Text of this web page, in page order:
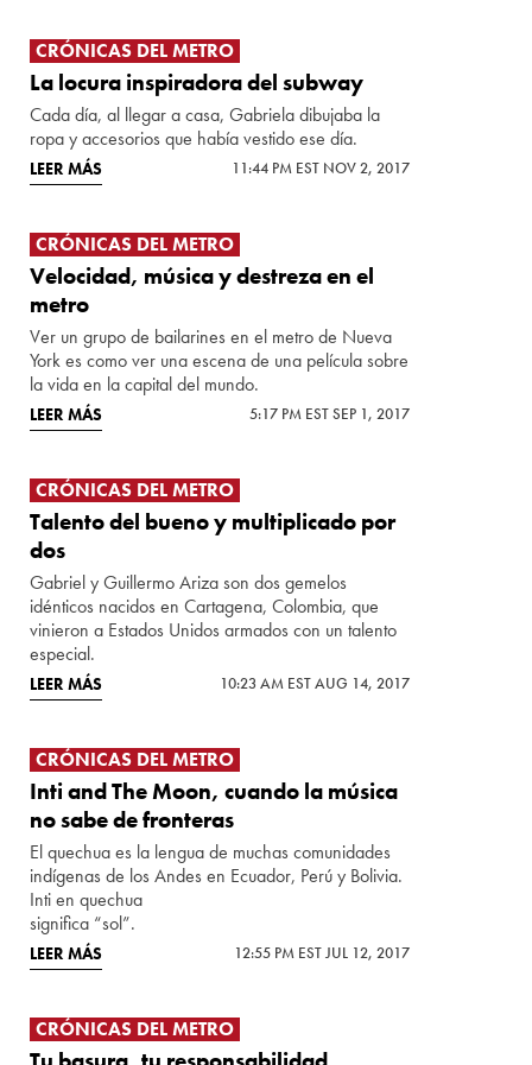
CRÓNICAS DEL METRO
La locura inspiradora del subway
Cada día, al llegar a casa, Gabriela dibujaba la
ropa y accesorios que había vestido ese día.
LEER MÁS 11:44 PM EST NOV 2, 2017
CRÓNICAS DEL METRO
Velocidad, música y destreza en el
metro
Ver un grupo de bailarines en el metro de Nueva
York es como ver una escena de una película sobre
la vida en la capital del mundo.
LEER MÁS 5:17 PM EST SEP 1, 2017
CRÓNICAS DEL METRO
Talento del bueno y multiplicado por
dos
Gabriel y Guillermo Ariza son dos gemelos
idénticos nacidos en Cartagena, Colombia, que
vinieron a Estados Unidos armados con un talento
especial.
LEER MÁS 10:23 AM EST AUG 14, 2017
CRÓNICAS DEL METRO
Inti and The Moon, cuando la música
no sabe de fronteras
El quechua es la lengua de muchas comunidades
indígenas de los Andes en Ecuador, Perú y Bolivia.
Inti en quechua
significa “sol”.
LEER MÁS 12:55 PM EST JUL 12, 2017
CRÓNICAS DEL METRO